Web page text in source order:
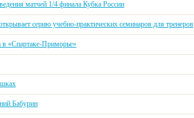
матчей 1/4 финала Кубка России
серию учебно-практических семинаров для тренеров
«Спартаке-Приморье»
Бабурин